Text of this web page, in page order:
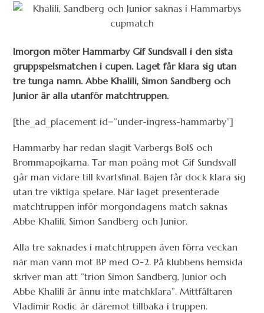
Imorgon möter Hammarby Gif Sundsvall i den sista
gruppspelsmatchen i cupen. Laget får klara sig utan
tre tunga namn. Abbe Khalili, Simon Sandberg och
Junior är alla utanför matchtruppen.
[the_ad_placement id=”under-ingress-hammarby”]
Hammarby har redan slagit Varbergs BoIS och
Brommapojkarna. Tar man poäng mot Gif Sundsvall
går man vidare till kvartsfinal. Bajen får dock klara sig
utan tre viktiga spelare. När laget presenterade
matchtruppen inför morgondagens match saknas
Abbe Khalili, Simon Sandberg och Junior.
Alla tre saknades i matchtruppen även förra veckan
när man vann mot BP med 0-2. På klubbens hemsida
skriver man att ”trion Simon Sandberg, Junior och
Abbe Khalili är ännu inte matchklara”. Mittfältaren
Vladimir Rodic är däremot tillbaka i truppen.